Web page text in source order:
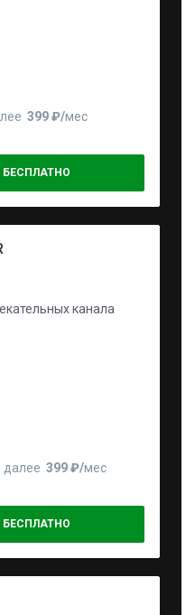
399 ₽⁠/⁠мес
канала
далее 399 ₽⁠/⁠мес